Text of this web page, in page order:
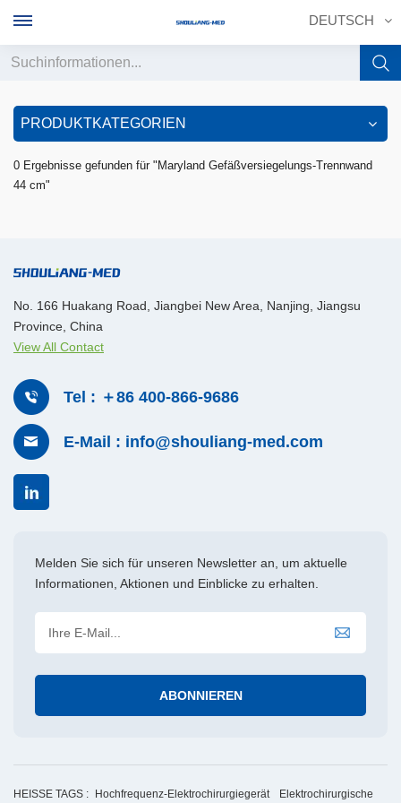
DEUTSCH
English
français
español
PRODUKTKATEGORIEN
0 Ergebnisse gefunden für "Maryland Gefäßversiegelungs-Trennwand
44 cm"
No. 166 Huakang Road, Jiangbei New Area, Nanjing, Jiangsu
Province, China
View All Contact
Tel : ＋86 400-866-9686
E-Mail : info@shouliang-med.com
Melden Sie sich für unseren Newsletter an, um aktuelle
Informationen, Aktionen und Einblicke zu erhalten.
HEISSE TAGS : Hochfrequenz-Elektrochirurgiegerät Elektrochirurgische